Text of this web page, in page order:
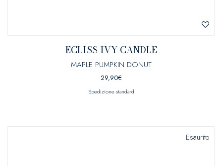
ECLISS IVY CANDLE
MAPLE PUMPKIN DONUT
29,90€
Spedizione standard
Esaurito